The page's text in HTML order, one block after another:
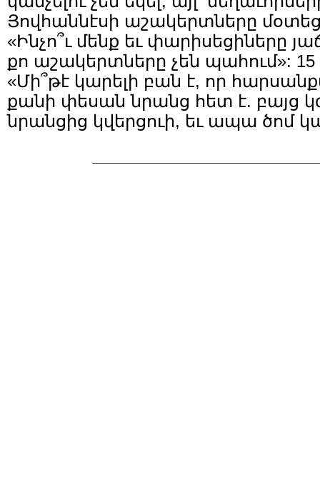
Յովհաննէսի աշակերտները
«Ինչո՞ւ մենք եւ փարիսեցիները
քո աշակերտները չեն պահում»:
«Մի՞թէ կարելի բան է, որ
քանի փեսան նրանց հետ է. բայց
նրանցից կվերցուի, եւ ապա ծոմ